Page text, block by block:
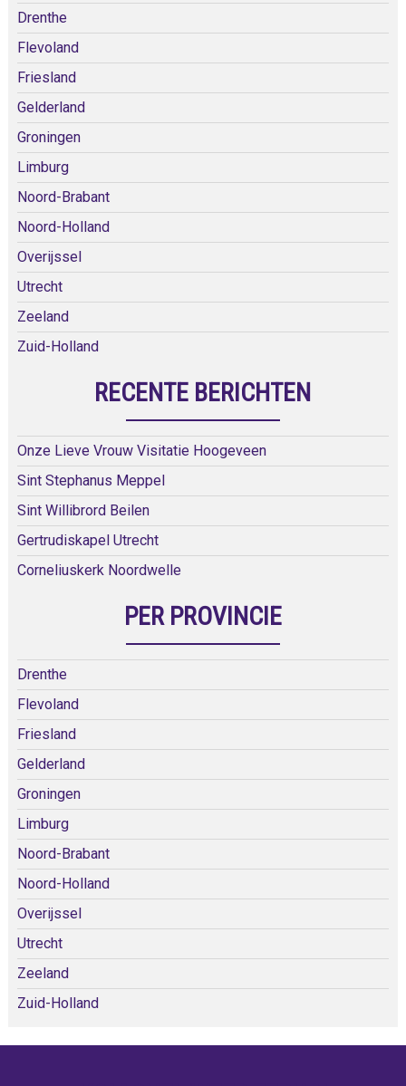
Drenthe
Flevoland
Friesland
Gelderland
Groningen
Limburg
Noord-Brabant
Noord-Holland
Overijssel
Utrecht
Zeeland
Zuid-Holland
RECENTE BERICHTEN
Onze Lieve Vrouw Visitatie Hoogeveen
Sint Stephanus Meppel
Sint Willibrord Beilen
Gertrudiskapel Utrecht
Corneliuskerk Noordwelle
PER PROVINCIE
Drenthe
Flevoland
Friesland
Gelderland
Groningen
Limburg
Noord-Brabant
Noord-Holland
Overijssel
Utrecht
Zeeland
Zuid-Holland